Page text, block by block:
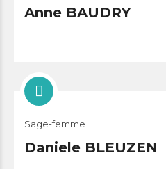
Anne BAUDRY
Sage-femme
Daniele BLEUZEN